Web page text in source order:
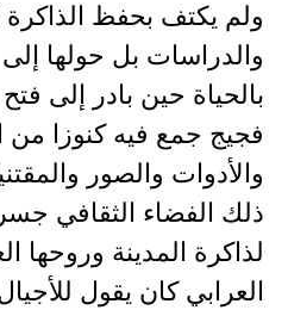
ولم يكتف بحفظ
والدراسات بل حولها
بالحياة حين بادر إلى
فجيج جمع فيه كنوزا من
والأدوات والصور
ذلك الفضاء الثقافي
لذاكرة المدينة وروحها
العرابي كان يقول